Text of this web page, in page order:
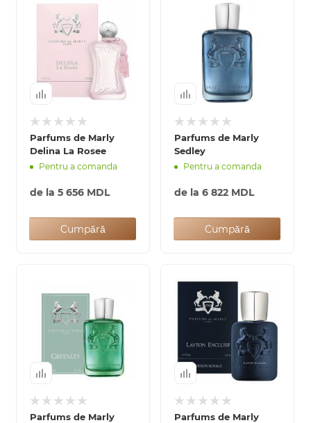
Parfums de Marly
Delina La Rosee
Pentru a comanda
de la 5 656 MDL
Cumpără
Parfums de Marly
Sedley
Pentru a comanda
de la 6 822 MDL
Cumpără
Parfums de Marly
Parfums de Marly